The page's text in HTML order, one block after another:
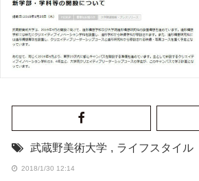
武蔵野美術大学 , ライフスタイル
2018/1/30 12:14